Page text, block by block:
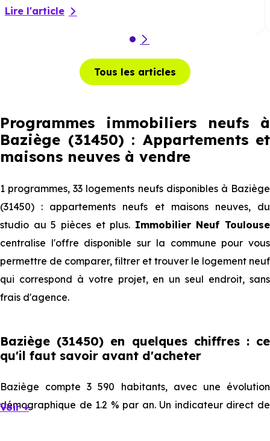
Lire l'article
Tous les articles
Programmes immobiliers neufs à
Baziège (31450) : Appartements et
maisons neuves à vendre
1 programmes, 33 logements neufs disponibles à Baziège
(31450) : appartements neufs et maisons neuves, du
studio au 5 pièces et plus. Immobilier Neuf Toulouse
centralise l'offre disponible sur la commune pour vous
permettre de comparer, filtrer et trouver le logement neuf
qui correspond à votre projet, en un seul endroit, sans
frais d'agence.
Baziège (31450) en quelques chiffres : ce
qu'il faut savoir avant d'acheter
Baziège compte 3 590 habitants, avec une évolution
démographique de 1.2 % par an. Un indicateur direct de
Voir +